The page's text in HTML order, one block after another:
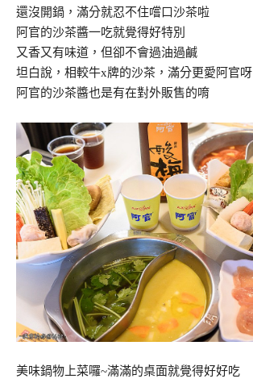
還沒開鍋，滿分就忍不住嚐口沙茶啦
阿官的沙茶醬一吃就覺得好特別
又香又有味道，但卻不會過油過鹹
坦白說，相較牛x牌的沙茶，滿分更愛阿官呀
阿官的沙茶醬也是有在對外販售的唷
美味鍋物上菜囉~滿滿的桌面就覺得好好吃